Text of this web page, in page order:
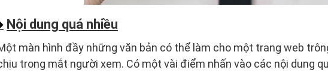
Nội dung quá nhiều
màn hình đầy những văn bản có thể làm cho một trang web
trong mắt người xem. Có một vài điểm nhấn vào các nội dung